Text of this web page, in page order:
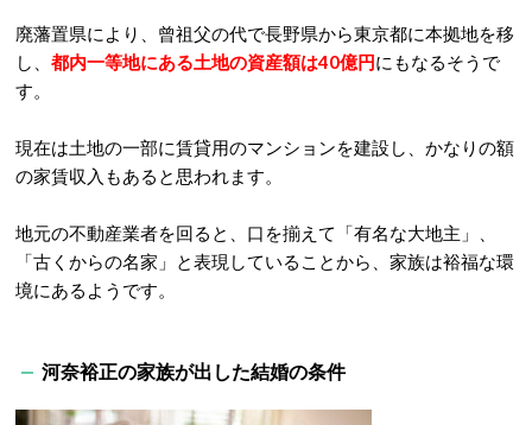
廃藩置県により、曾祖父の代で長野県から東京都に本拠地を移
し、 都内一等地にある土地の資産額は40億円にもなるそうで
す。
現在は土地の一部に賃貸用のマンションを建設し、かなりの額
の家賃収入もあると思われます。
地元の不動産業者を回ると、口を揃えて「有名な大地主」、
「古くからの名家」と表現していることから、家族は裕福な環
境にあるようです。
河奈裕正の家族が出した結婚の条件